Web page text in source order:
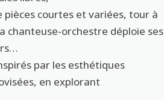
courtes et variées, tour à
chanteuse-orchestre déploie ses
par les esthétiques
en explorant